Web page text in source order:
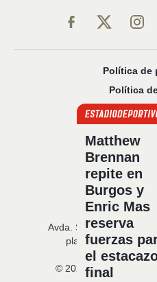
Política de
Política
Política
Configuración
Código
Avda. San Francisco
planta 5 · 41018
© 2026 Estadio
Matthew
Brennan
repite en
Burgos y
Enric Mas
reserva
fuerzas
el
final